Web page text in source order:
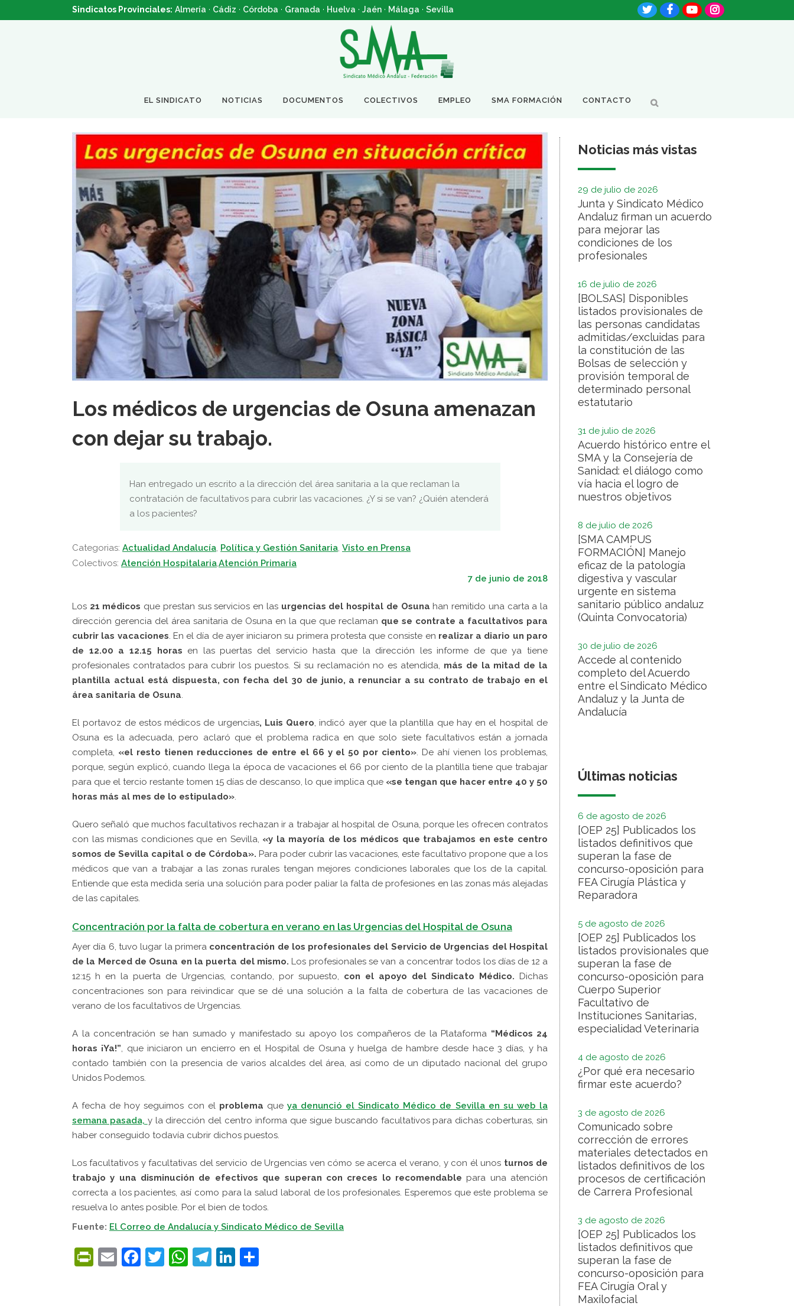
Sindicatos Provinciales: Almería · Cádiz · Córdoba · Granada · Huelva · Jaén · Málaga · Sevilla
EL SINDICATO NOTICIAS DOCUMENTOS COLECTIVOS EMPLEO SMA FORMACIÓN CONTACTO
Los médicos de urgencias de Osuna amenazan
con dejar su trabajo.
Han entregado un escrito a la dirección del área sanitaria a la que reclaman la
contratación de facultativos para cubrir las vacaciones. ¿Y si se van? ¿Quién atenderá
a los pacientes?
Categorias: Actualidad Andalucía Política y Gestión Sanitaria Visto en Prensa
Colectivos: Atención HospitalariaAtención Primaria
7 de junio de 2018
Los 21 médicos que prestan sus servicios en las urgencias del hospital de Osuna han remitido una carta a la
dirección gerencia del área sanitaria de Osuna en la que que reclaman que se contrate a facultativos para
cubrir las vacaciones . En el día de ayer iniciaron su primera protesta que consiste en realizar a diario un paro
de 12.00 a 12.15 horas en las puertas del servicio hasta que la dirección les informe de que ya tiene
profesionales contratados para cubrir los puestos. Si su reclamación no es atendida, más de la mitad de la
plantilla actual está dispuesta, con fecha del 30 de junio, a renunciar a su contrato de trabajo en el
área sanitaria de Osuna
El portavoz de estos médicos de urgencias, Luis Quero , indicó ayer que la plantilla que hay en el hospital de
Osuna es la adecuada, pero aclaró que el problema radica en que solo siete facultativos están a jornada
completa, «el resto tienen reducciones de entre el 66 y el 50 por ciento» . De ahí vienen los problemas,
porque, según explicó, cuando llega la época de vacaciones el 66 por ciento de la plantilla tiene que trabajar
para que el tercio restante tomen 15 días de descanso, lo que implica que «se tengan que hacer entre 40 y 50
horas más al mes de lo estipulado»
Quero señaló que muchos facultativos rechazan ir a trabajar al hospital de Osuna, porque les ofrecen contratos
con las mismas condiciones que en Sevilla, «y la mayoría de los médicos que trabajamos en este centro
somos de Sevilla capital o de Córdoba». Para poder cubrir las vacaciones, este facultativo propone que a los
médicos que van a trabajar a las zonas rurales tengan mejores condiciones laborales que los de la capital.
Entiende que esta medida sería una solución para poder paliar la falta de profesiones en las zonas más alejadas
de las capitales.
Concentración por la falta de cobertura en verano en las Urgencias del Hospital de Osuna
Ayer día 6, tuvo lugar la primera concentración de los profesionales del Servicio de Urgencias del Hospital
de la Merced de Osuna en la puerta del mismo. Los profesionales se van a concentrar todos los días de 12 a
12:15 h en la puerta de Urgencias, contando, por supuesto, con el apoyo del Sindicato Médico. Dichas
concentraciones son para reivindicar que se dé una solución a la falta de cobertura de las vacaciones de
verano de los facultativos de Urgencias.
A la concentración se han sumado y manifestado su apoyo los compañeros de la Plataforma “Médicos 24
horas ¡Ya!” , que iniciaron un encierro en el Hospital de Osuna y huelga de hambre desde hace 3 días, y ha
contado también con la presencia de varios alcaldes del área, así como de un diputado nacional del grupo
Unidos Podemos.
A fecha de hoy seguimos con el problema que ya denunció el Sindicato Médico de Sevilla en su web la
semana pasada, y la dirección del centro informa que sigue buscando facultativos para dichas coberturas, sin
haber conseguido todavía cubrir dichos puestos.
Los facultativos y facultativas del servicio de Urgencias ven cómo se acerca el verano, y con él unos turnos de
trabajo y una disminución de efectivos que superan con creces lo recomendable para una atención
correcta a los pacientes, así como para la salud laboral de los profesionales. Esperemos que este problema se
resuelva lo antes posible. Por el bien de todos.
Fuente: El Correo de Andalucía y Sindicato Médico de Sevilla
PrintFriendly
EmailFacebook
Twitter
WhatsApp
Telegram
LinkedIn
Noticias más vistas
29 de julio de 2026
Junta y Sindicato Médico
Andaluz firman un acuerdo
para mejorar las
condiciones de los
profesionales
16 de julio de 2026
[BOLSAS] Disponibles
listados provisionales de
las personas candidatas
admitidas/excluidas para
la constitución de las
Bolsas de selección y
provisión temporal de
determinado personal
estatutario
31 de julio de 2026
Acuerdo histórico entre el
SMA y la Consejería de
Sanidad: el diálogo como
vía hacia el logro de
nuestros objetivos
8 de julio de 2026
[SMA CAMPUS
FORMACIÓN] Manejo
eficaz de la patología
digestiva y vascular
urgente en sistema
sanitario público andaluz
(Quinta Convocatoria)
30 de julio de 2026
Accede al contenido
completo del Acuerdo
entre el Sindicato Médico
Andaluz y la Junta de
Andalucía
Últimas noticias
6 de agosto de 2026
[OEP 25] Publicados los
listados definitivos que
superan la fase de
concurso-oposición para
FEA Cirugía Plástica y
Reparadora
5 de agosto de 2026
[OEP 25] Publicados los
listados provisionales que
superan la fase de
concurso-oposición para
Cuerpo Superior
Facultativo de
Instituciones Sanitarias,
especialidad Veterinaria
4 de agosto de 2026
¿Por qué era necesario
firmar este acuerdo?
3 de agosto de 2026
Comunicado sobre
corrección de errores
materiales detectados en
listados definitivos de los
procesos de certificación
de Carrera Profesional
3 de agosto de 2026
[OEP 25] Publicados los
listados definitivos que
superan la fase de
concurso-oposición para
FEA Cirugía Oral y
Maxilofacial